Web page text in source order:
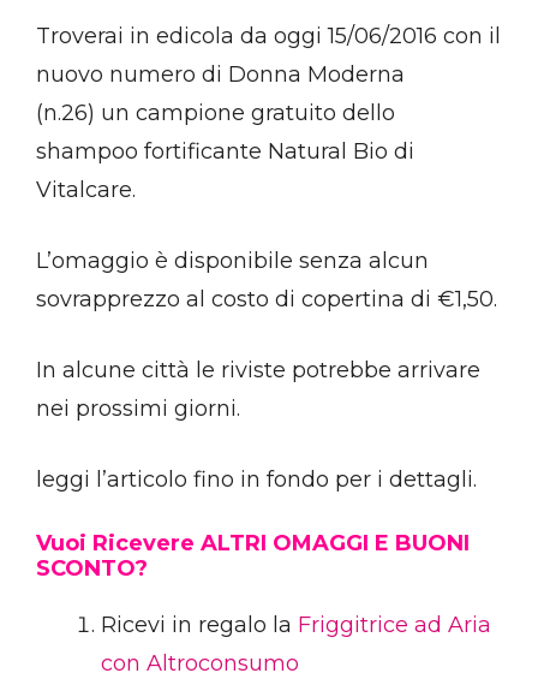
Troverai in edicola da oggi 15/06/2016 con il
nuovo numero di Donna Moderna
(n.26) un campione gratuito dello
shampoo fortificante Natural Bio di
Vitalcare.
L’omaggio è disponibile senza alcun
sovrapprezzo al costo di copertina di €1,50.
In alcune città le riviste potrebbe arrivare
nei prossimi giorni.
leggi l’articolo fino in fondo per i dettagli.
Vuoi Ricevere ALTRI OMAGGI E BUONI
SCONTO?
Ricevi in regalo la Friggitrice ad Aria
con Altroconsumo